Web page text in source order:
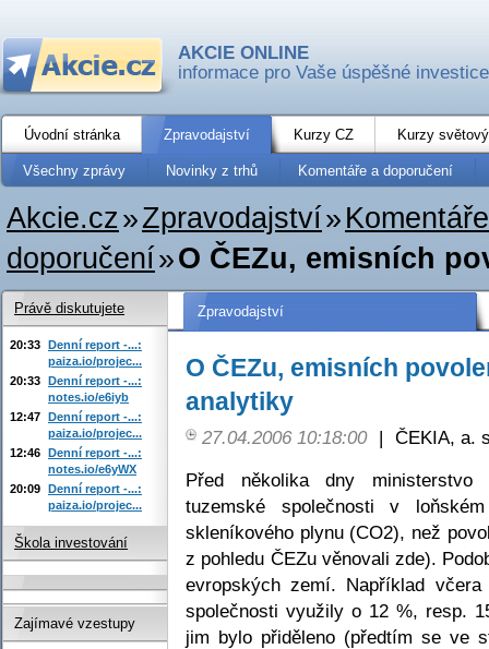
AKCIE ONLINE
informace pro Vaše úspěšné investice
Úvodní stránka Zpravodajství Kurzy CZ Kurzy
Všechny zprávy Novinky z trhů Komentáře a doporučení
Akcie.cz»Zpravodajství»
doporučení»O ČEZu, emisních
Zpravodajství
O ČEZu, emisních
analytiky
27.04.2006 10:18:00 | ČEKIA, a.
Před několika dny
tuzemské společnosti v
skleníkového plynu (CO2), než
z pohledu ČEZu věnovali zde).
evropských zemí. Například
společnosti využily o 12 %, resp.
jim bylo přiděleno (předtím se ve
Právě diskutujete
20:33 Denní report -...:
paiza.io/projec...
20:33 Denní report -...:
notes.io/e6iyb
12:47 Denní report -...:
paiza.io/projec...
12:46 Denní report -...:
notes.io/e6yWX
20:09 Denní report -...:
paiza.io/projec...
Škola investování
Zajímavé vzestupy